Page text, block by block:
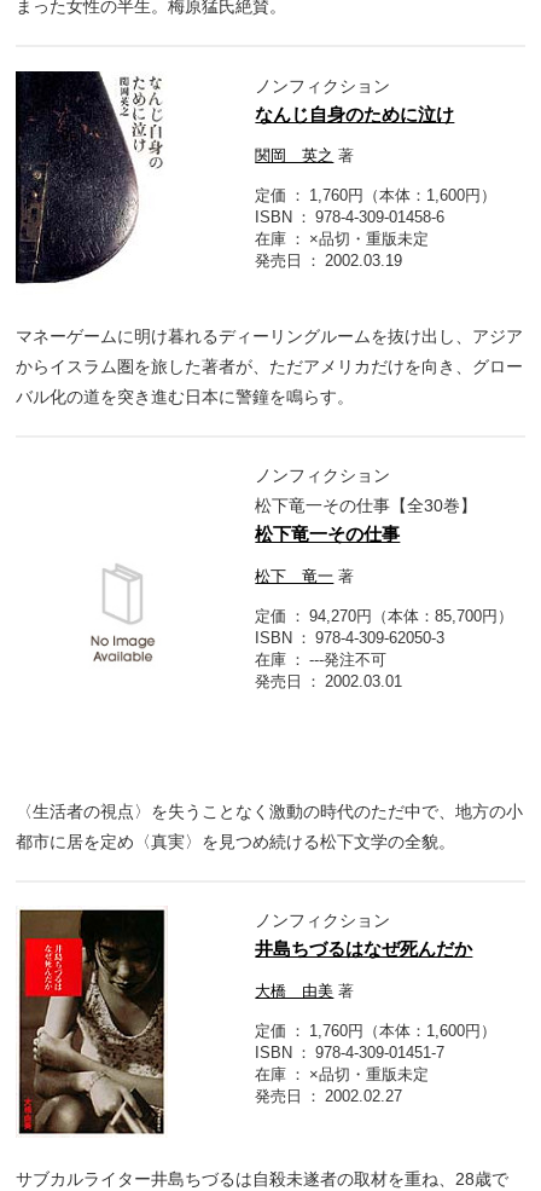
まった女性の半生。梅原猛氏絶賛。
ノンフィクション
なんじ自身のために泣け
関岡 英之 著
定価
1,760円（本体：1,600円）
ISBN
978-4-309-01458-6
在庫
×品切・重版未定
発売日
2002.03.19
マネーゲームに明け暮れるディーリングルームを抜け出し、アジア
からイスラム圏を旅した著者が、ただアメリカだけを向き、グロー
バル化の道を突き進む日本に警鐘を鳴らす。
ノンフィクション
松下竜一その仕事【全30巻】
松下竜一その仕事
松下 竜一 著
定価
94,270円（本体：85,700円）
ISBN
978-4-309-62050-3
在庫
---発注不可
発売日
2002.03.01
〈生活者の視点〉を失うことなく激動の時代のただ中で、地方の小
都市に居を定め〈真実〉を見つめ続ける松下文学の全貌。
ノンフィクション
井島ちづるはなぜ死んだか
大橋 由美 著
定価
1,760円（本体：1,600円）
ISBN
978-4-309-01451-7
在庫
×品切・重版未定
発売日
2002.02.27
サブカルライター井島ちづるは自殺未遂者の取材を重ね、28歳で